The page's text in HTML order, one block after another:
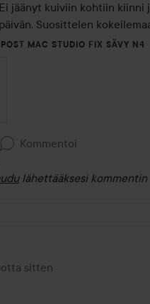
jäänyt kuiviin kohtiin kiinni
Suosittelen
MAC STUDIO FIX SÄVY N4
Kommentoi
lähettääksesi kommentin
sitten
luotiin 1 vuotta sitten